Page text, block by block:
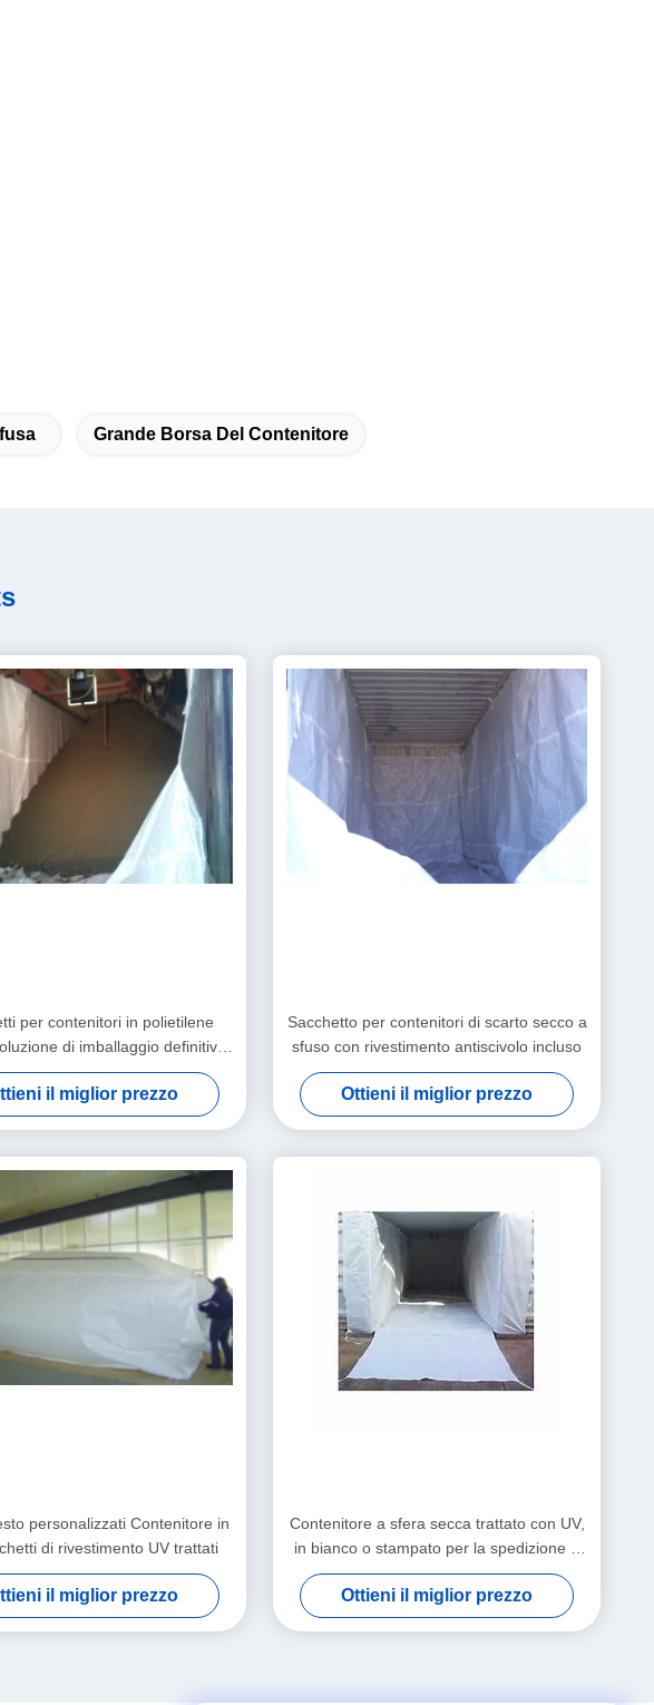
Grande Borsa Del Contenitore
per contenitori in polietilene
di imballaggio definitiva
a grandi dimensioni
il miglior prezzo
Sacchetto per contenitori di scarto secco a
sfuso con rivestimento antiscivolo incluso
Ottieni il miglior prezzo
personalizzati Contenitore in
di rivestimento UV trattati
il miglior prezzo
Contenitore a sfera secca trattato con UV,
in bianco o stampato per la spedizione e
la movimentazione del carico
Ottieni il miglior prezzo